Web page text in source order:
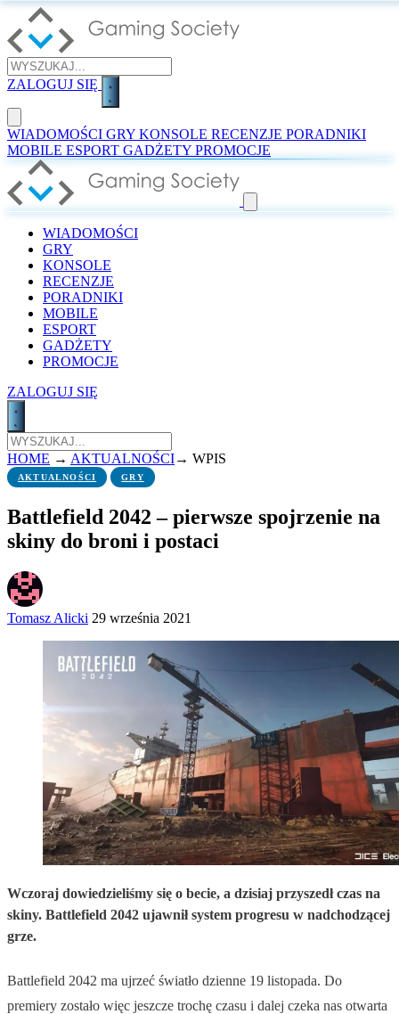
ZALOGUJ SIĘ
WIADOMOŚCI GRY KONSOLE RECENZJE PORADNIKI
MOBILE ESPORT GADŻETY PROMOCJE
WIADOMOŚCI
GRY
KONSOLE
RECENZJE
PORADNIKI
MOBILE
ESPORT
GADŻETY
PROMOCJE
ZALOGUJ SIĘ
HOME → AKTUALNOŚCI→ WPIS
AKTUALNOŚCI GRY
Battlefield 2042 – pierwsze spojrzenie na
skiny do broni i postaci
Tomasz Alicki 29 września 2021
Wczoraj dowiedzieliśmy się o becie, a dzisiaj przyszedł czas na
skiny. Battlefield 2042 ujawnił system progresu w nadchodzącej
grze.
Battlefield 2042 ma ujrzeć światło dzienne 19 listopada. Do
premiery zostało więc jeszcze trochę czasu i dalej czeka nas otwarta